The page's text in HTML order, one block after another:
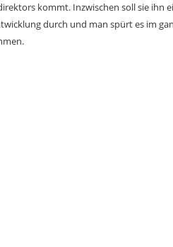
kommt. Inzwischen soll sie ihn
durch und man spürt es im